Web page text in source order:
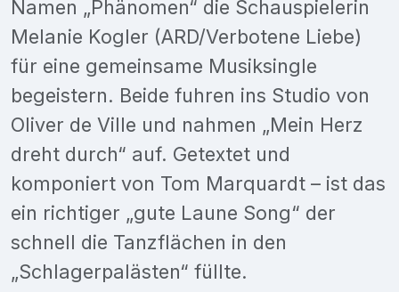
Namen „Phänomen“ die Schauspielerin
Melanie Kogler (ARD/Verbotene Liebe)
für eine gemeinsame Musiksingle
begeistern. Beide fuhren ins Studio von
Oliver de Ville und nahmen „Mein Herz
dreht durch“ auf. Getextet und
komponiert von Tom Marquardt – ist das
ein richtiger „gute Laune Song“ der
schnell die Tanzflächen in den
„Schlagerpalästen“ füllte.